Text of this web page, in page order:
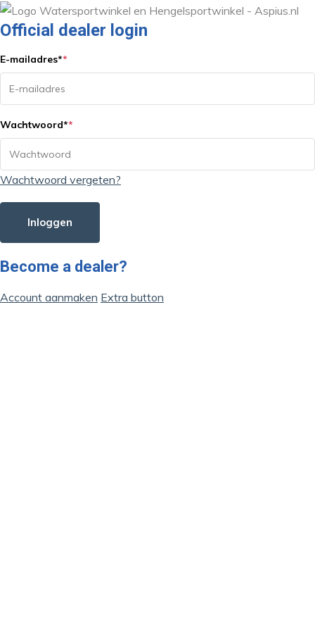
Official dealer login
E-mailadres**
Wachtwoord**
Wachtwoord vergeten?
Inloggen
Become a dealer?
Account aanmaken Extra button